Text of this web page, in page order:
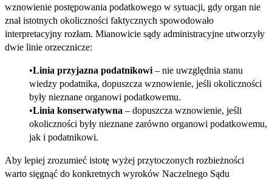
wznowienie postępowania podatkowego w sytuacji, gdy organ nie
znał istotnych okoliczności faktycznych spowodowało
interpretacyjny rozłam. Mianowicie sądy administracyjne utworzyły
dwie linie orzecznicze:
Linia przyjazna podatnikowi – nie uwzględnia stanu
wiedzy podatnika, dopuszcza wznowienie, jeśli okoliczności
były nieznane organowi podatkowemu.
Linia konserwatywna – dopuszcza wznowienie, jeśli
okoliczności były nieznane zarówno organowi podatkowemu,
jak i podatnikowi.
Aby lepiej zrozumieć istotę wyżej przytoczonych rozbieżności
warto sięgnąć do konkretnych wyroków Naczelnego Sądu